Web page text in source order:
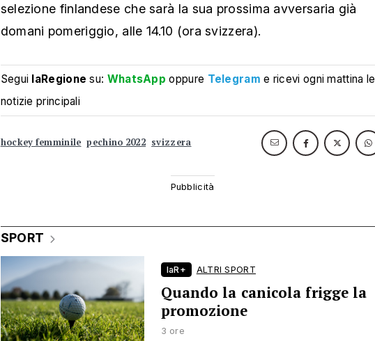
selezione finlandese che sarà la sua prossima avversaria già
domani pomeriggio, alle 14.10 (ora svizzera).
Segui laRegione su: WhatsApp oppure Telegram e ricevi ogni mattina le
notizie principali
hockey femminile pechino 2022 svizzera
SPORT
laR+ ALTRI SPORT
Quando la canicola frigge la
promozione
3 ore